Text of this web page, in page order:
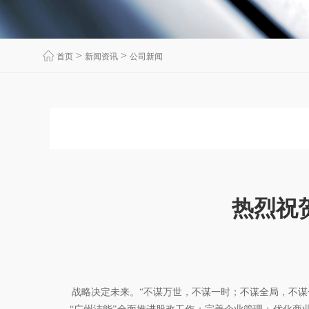
首页 > 新闻资讯 > 公司新闻
热烈祝
战略决定未来。“不谋万世，不谋一时；不谋全局，不谋